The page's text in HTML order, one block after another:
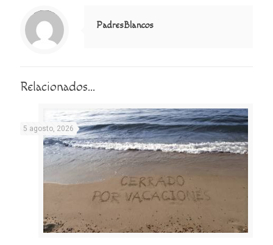
Notice
: Trying to access array offset on value of type null in
/home/misioner/public_html/padresblancos/themes/betheme/includes/content-single.php
on line
286
PadresBlancos
Relacionados...
5 agosto, 2026